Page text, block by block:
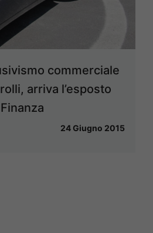
commerciale
arriva l’esposto
24 Giugno 2015